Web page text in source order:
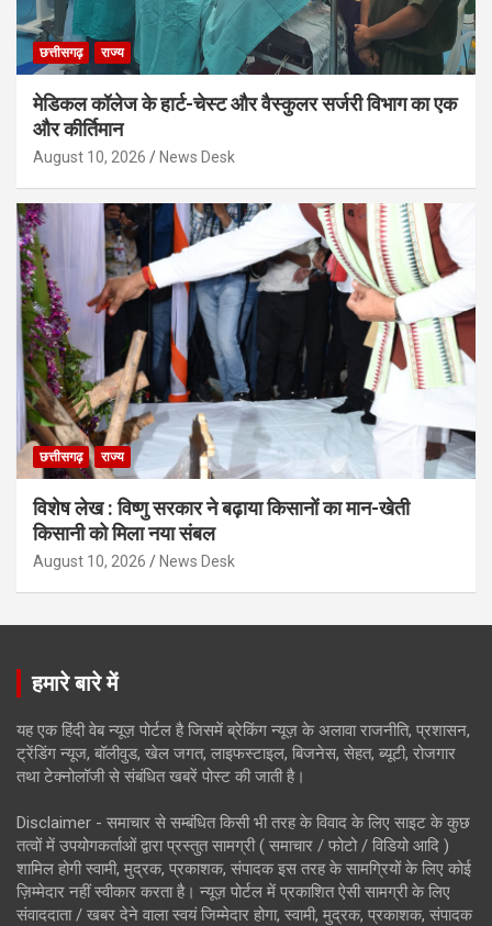
छत्तीसगढ़ राज्य
मेडिकल कॉलेज के हार्ट-चेस्ट और वैस्कुलर सर्जरी विभाग का एक
और कीर्तिमान
August 10, 2026 News Desk
छत्तीसगढ़ राज्य
विशेष लेख : विष्णु सरकार ने बढ़ाया किसानों का मान-खेती
किसानी को मिला नया संबल
August 10, 2026 News Desk
हमारे बारे में
यह एक हिंदी वेब न्यूज़ पोर्टल है जिसमें ब्रेकिंग न्यूज़ के अलावा राजनीति, प्रशासन,
ट्रेंडिंग न्यूज, बॉलीवुड, खेल जगत, लाइफस्टाइल, बिजनेस, सेहत, ब्यूटी, रोजगार
तथा टेक्नोलॉजी से संबंधित खबरें पोस्ट की जाती है।
Disclaimer - समाचार से सम्बंधित किसी भी तरह के विवाद के लिए साइट के कुछ
तत्वों में उपयोगकर्ताओं द्वारा प्रस्तुत सामग्री ( समाचार / फोटो / विडियो आदि )
शामिल होगी स्वामी, मुद्रक, प्रकाशक, संपादक इस तरह के सामग्रियों के लिए कोई
ज़िम्मेदार नहीं स्वीकार करता है। न्यूज़ पोर्टल में प्रकाशित ऐसी सामग्री के लिए
संवाददाता / खबर देने वाला स्वयं जिम्मेदार होगा, स्वामी, मुद्रक, प्रकाशक, संपादक